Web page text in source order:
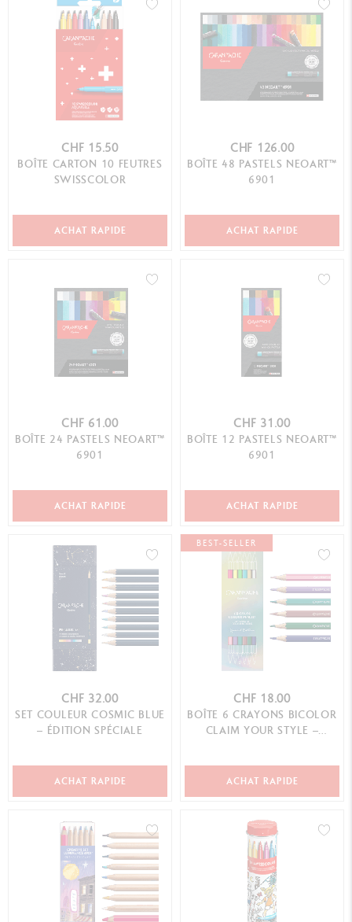
CHF 15.50
BOÎTE CARTON 10 FEUTRES
SWISSCOLOR
ACHAT RAPIDE
CHF 126.00
BOÎTE 48 PASTELS NEOART™
6901
ACHAT RAPIDE
CHF 61.00
BOÎTE 24 PASTELS NEOART™
6901
ACHAT RAPIDE
CHF 31.00
BOÎTE 12 PASTELS NEOART™
6901
ACHAT RAPIDE
CHF 32.00
SET COULEUR COSMIC BLUE
– ÉDITION SPÉCIALE
ACHAT RAPIDE
BEST-SELLER
CHF 18.00
BOÎTE 6 CRAYONS BICOLOR
CLAIM YOUR STYLE –
ACHAT RAPIDE